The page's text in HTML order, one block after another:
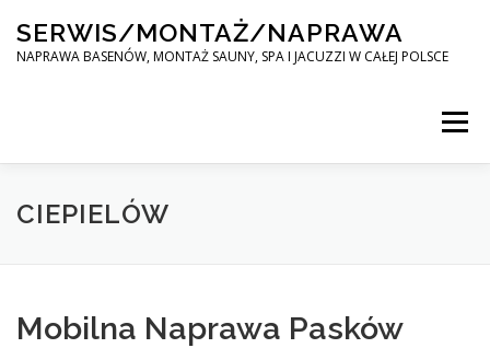
content
SERWIS/MONTAŻ/NAPRAWA
NAPRAWA BASENÓW, MONTAŻ SAUNY, SPA I JACUZZI W CAŁEJ POLSCE
Menu
SPA SERWIS
CIEPIELÓW
Mobilna Naprawa Pasków